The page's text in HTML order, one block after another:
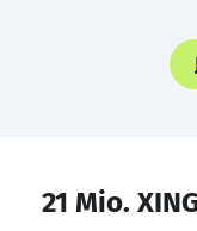
21 Mio.